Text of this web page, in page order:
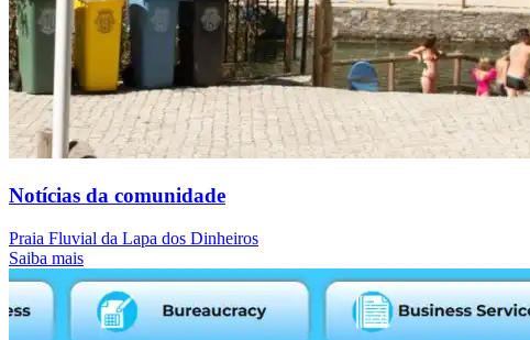
Notícias da comunidade
Praia Fluvial da Lapa dos Dinheiros
Saiba mais